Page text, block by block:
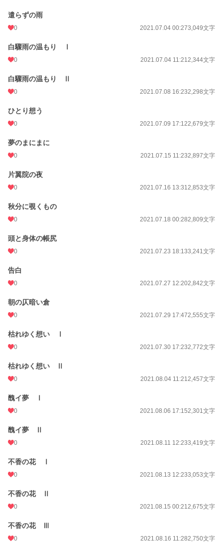
遣らずの雨
0 2021.07.04 00:273,049文字
白驟雨の温もり Ⅰ
0 2021.07.04 11:212,344文字
白驟雨の温もり Ⅱ
0 2021.07.08 16:232,298文字
ひとり想う
0 2021.07.09 17:122,679文字
夢のまにまに
0 2021.07.15 11:232,897文字
片翼院の夜
0 2021.07.16 13:312,853文字
秋分に覗くもの
0 2021.07.18 00:282,809文字
頭と身体の帳尻
0 2021.07.23 18:133,241文字
告白
0 2021.07.27 12:202,842文字
朝の仄暗い倉
0 2021.07.29 17:472,555文字
枯れゆく想い Ⅰ
0 2021.07.30 17:232,772文字
枯れゆく想い Ⅱ
0 2021.08.04 11:212,457文字
醜イ夢 Ⅰ
0 2021.08.06 17:152,301文字
醜イ夢 Ⅱ
0 2021.08.11 12:233,419文字
不香の花 Ⅰ
0 2021.08.13 12:233,053文字
不香の花 Ⅱ
0 2021.08.15 00:212,675文字
不香の花 Ⅲ
0 2021.08.16 11:282,750文字